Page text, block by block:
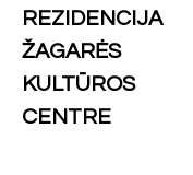
REZIDENCIJA
ŽAGARĖS
KULTŪROS
CENTRE